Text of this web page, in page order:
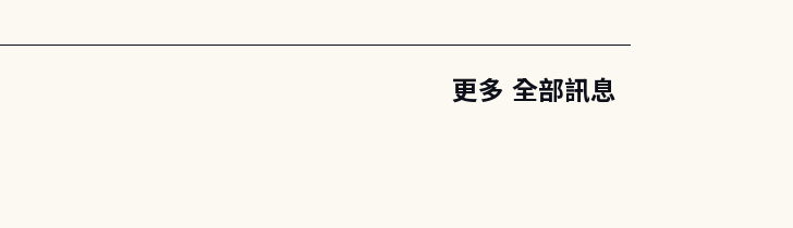
更多 全部訊息